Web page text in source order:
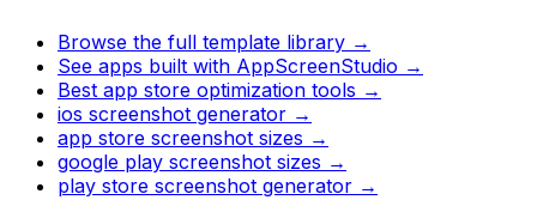
Browse the full template library →
See apps built with AppScreenStudio →
Best app store optimization tools →
ios screenshot generator →
app store screenshot sizes →
google play screenshot sizes →
play store screenshot generator →